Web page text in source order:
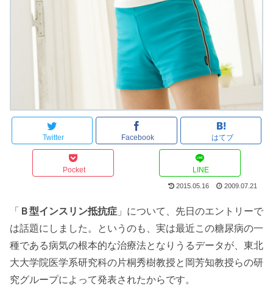
Twitter Facebook はてブ
Pocket LINE
2015.05.16 2009.07.21
「 Ｂ型インスリン抵抗症 」について、先日のエントリーで
は話題にしました。というのも、実は最近この糖尿病の一
種である病気の根本的な治療法となりうるデータが、東北
大大学院医学系研究科の片桐秀樹教授と岡芳知教授らの研
究グループによって発表されたからです。